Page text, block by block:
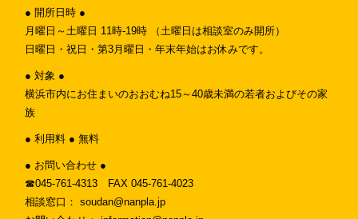
● 開所日時 ●
月曜日～土曜日 11時-19時 （土曜日は相談室のみ開所）
日曜日・祝日・第3月曜日・年末年始はお休みです。
● 対象 ●
横浜市内にお住まいのおおむね15～40歳未満の若者およびその家
族
● 利用料 ● 無料
● お問い合わせ ●
☎︎045-761-4313 FAX 045-761-4023
相談窓口： soudan@nanpla.jp